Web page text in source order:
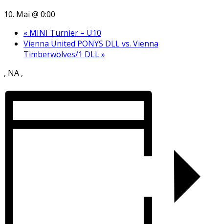
10. Mai @ 0:00
« MINI Turnier – U10
Vienna United PONYS DLL vs. Vienna
Timberwolves/1 DLL»
, NA ,